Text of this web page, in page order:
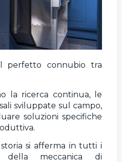
perfetto connubio tra
la ricerca continua, le
sviluppate sul campo,
soluzioni specifiche
si afferma in tutti i
della meccanica di